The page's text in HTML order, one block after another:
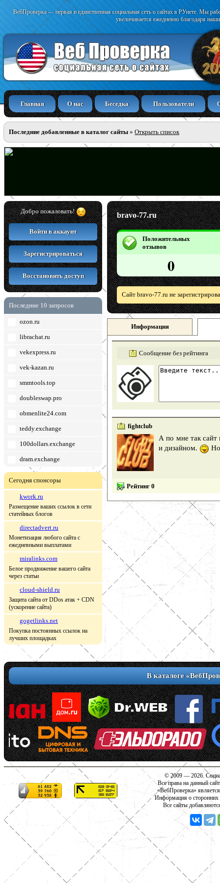
ВебПроверка — первая и единственная социальная сеть о сайтах в РУнете. Мы
увеличивается ежедневно благодаря
Главная О нас Беседка Пользователи
Последние добавленные в каталог сайты » Открыть список
Добро пожаловать!
Войти в аккаунт
Зарегистрироваться
Восстановить доступ
Последние 10 запросов
ozon.ru
librachat.ru
vekexpress.ru
vek-kazan.ru
smmtools.top
doubleswap.pro
obmenlite24.com
teddy.exchange
100dollars.exchange
dram.exchange
Сегодня спонсоры
kwork.ru
Размещение ваших ссылок в сети
статейных блогов
directadvert.ru
Монетизация любого сайта с
ежедневными выплатами
miralinks.com
Белое продвижение вашего сайта
через статьи
cloud-shield.ru
Защита сайта от DDos атак + CDN
(ускорение сайта)
gogetlinks.net
Покупка постоянных ссылок на
лучших площадках
bravo-77.ru
Положительных
отзывов
0
Сайт bravo-77.ru не
Информация
Сообщение без рейтинга
fightclub
А по мне так сайт
и дизайном.
Рейтинг 0
В каталоге
© 2009 — 2026.
Все права на данный
«ВебПроверка»
Информация о сторонних
Все сайты